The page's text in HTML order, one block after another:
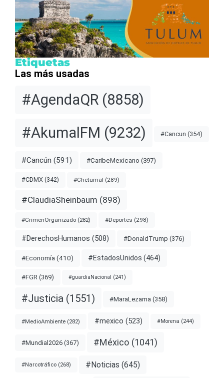
Etiquetas
Las más usadas
#AgendaQR (8858)
#AkumalFM (9232) #Cancun (354)
#Cancún (591) #CaribeMexicano (397)
#CDMX (342) #Chetumal (289)
#ClaudiaSheinbaum (898)
#CrimenOrganizado (282) #Deportes (298)
#DerechosHumanos (508) #DonaldTrump (376)
#Economía (410) #EstadosUnidos (464)
#FGR (369) #guardiaNacional (241)
#Justicia (1551) #MaraLezama (358)
#MedioAmbiente (282) #mexico (523) #Morena (244)
#Mundial2026 (367) #México (1041)
#Narcotráfico (268) #Noticias (645)